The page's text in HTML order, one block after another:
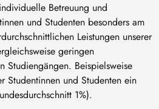
Betreuung und
und Studenten besonders am
Leistungen unserer
geringen
Studiengängen. Beispielsweise
Studentinnen und Studenten ein
1%).